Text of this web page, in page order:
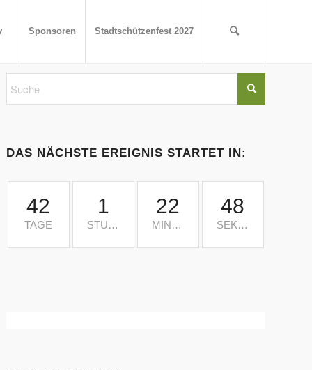
Sponsoren Stadtschützenfest 2027
DAS NÄCHSTE EREIGNIS STARTET IN:
42
TAGE
1
STUNDE
22
MINUTEN
48
SEKUNDEN